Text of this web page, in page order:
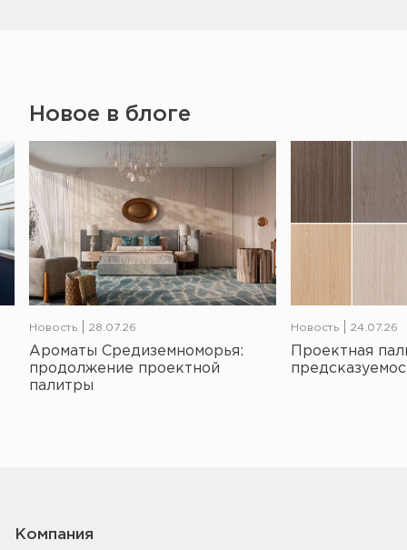
Новое в блоге
Новость 28.07.26
Ароматы Средиземноморья:
продолжение проектной
палитры
Новость 24.07.26
Проектная
Компания